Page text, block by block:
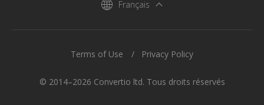
Français
© 2014–2026 Convertio ltd. Tous droits réservés
Terms of Use Privacy Policy